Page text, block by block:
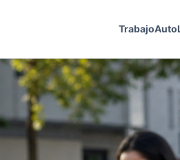
TrabajoAuto